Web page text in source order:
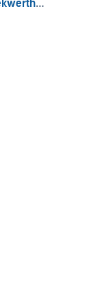
, und andere